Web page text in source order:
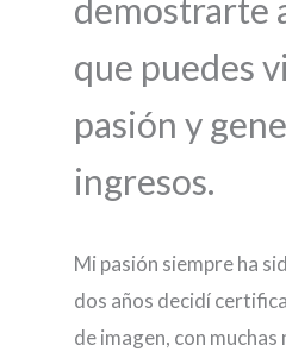
demostrarte
que puedes
pasión y
ingresos.
Mi pasión siempre ha
dos años decidí
de imagen, con muchas